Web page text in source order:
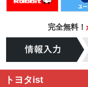
完全無料！
トヨタist